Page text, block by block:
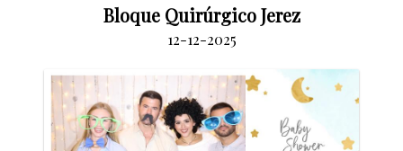
Bloque Quirúrgico Jerez
12-12-2025